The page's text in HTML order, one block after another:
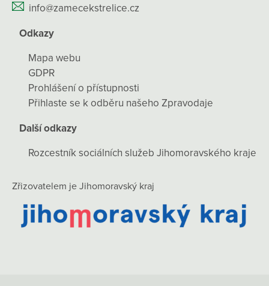
info@zamecekstrelice.cz
Odkazy
Mapa webu
GDPR
Prohlášení o přístupnosti
Přihlaste se k odběru našeho Zpravodaje
Další odkazy
Rozcestník sociálních služeb Jihomoravského kraje
Zřizovatelem je Jihomoravský kraj